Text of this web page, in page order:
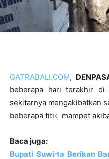
GATRABALI.COM,
beberapa hari terakhir di
sekitarnya mengakibatkan
beberapa titik mampet
Baca juga:
Bupati Suwirta Berikan